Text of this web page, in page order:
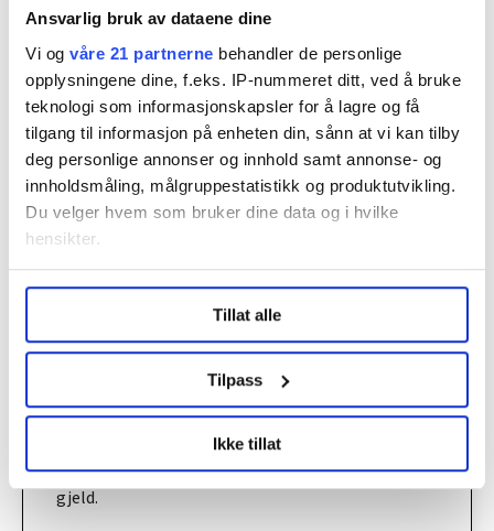
Ansvarlig bruk av dataene dine
Vi og våre 21 partnerne behandler de personlige
opplysningene dine, f.eks. IP-nummeret ditt, ved å bruke
teknologi som informasjonskapsler for å lagre og få
tilgang til informasjon på enheten din, sånn at vi kan tilby
deg personlige annonser og innhold samt annonse- og
innholdsmåling, målgruppestatistikk og produktutvikling.
Du velger hvem som bruker dine data og i hvilke
hensikter.
Undermer infokan du lese om hvordan dine personlige
data behandles og hvordan du kan velge hvordan de skal
brukes. Du kan hele tiden endre eller trekke tilbake ditt
samtykke fra erklæringen om informasjonskapsler.
LO Medias publikasjoner frifagbevegelse.no, hk-nytt.no
og fontene.no bruker informasjonskapsler (cookies) for å
lære hvordan våre nettsider blir brukt slik at vi tilby
relevant innhold, tilpassede annonser og utarbeide
Tillat alle
Tilpass
Ikke tillat
• Orange har fått skarp kritikk fra Fagforbundet
for sin virksomhet, og selskapet mistet i 2016
flere kontrakter med blant annet Oslo
kommune, Bergen kommune og
Helseforetakene.
• Det litauiske regjeringspartiet innkaller
Orange Group til en konferanse i parlamentet
etter avsløringer om Oranges virksomhet,
• Alle sykepleierne som var ansatt i Orange
Group Baltic, fikk gjeld på nesten 40.000 kroner
hver da de signerte den første kontrakten med
Orange Group Baltic, og flere er dømt av
litauiske domstoler til å betale utestående
gjeld.